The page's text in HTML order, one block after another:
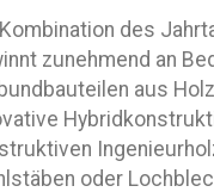
des
zunehmend an
aus
oder